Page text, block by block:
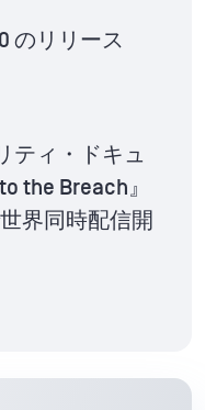
のリリース
ティ・ドキュ
the Breach』
界同時配信開